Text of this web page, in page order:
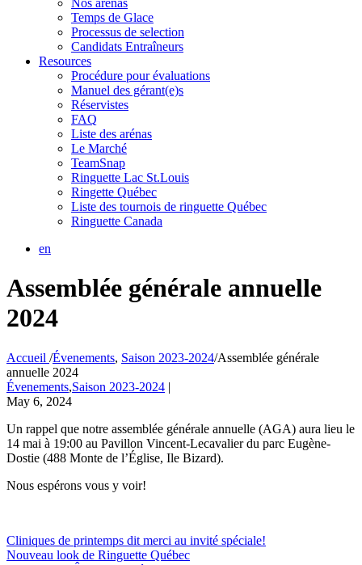
Nos arénas
Temps de Glace
Processus de selection
Candidats Entraîneurs
Resources
Procédure pour évaluations
Manuel des gérant(e)s
Réservistes
FAQ
Liste des arénas
Le Marché
TeamSnap
Ringuette Lac St.Louis
Ringette Québec
Liste des tournois de ringuette Québec
Ringuette Canada
en
Assemblée générale annuelle
2024
Accueil /Évenements, Saison 2023-2024/Assemblée générale
annuelle 2024
Évenements,Saison 2023-2024 |
May 6, 2024
Un rappel que notre assemblée générale annuelle (AGA) aura lieu le
14 mai à 19:00 au Pavillon Vincent-Lecavalier du parc Eugène-
Dostie (488 Monte de l’Église, Ile Bizard).
Nous espérons vous y voir!
Cliniques de printemps dit merci au invité spéciale!
Nouveau look de Ringuette Québec